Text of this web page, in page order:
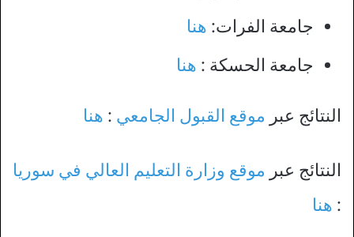
جامعة الفرات: هنا
جامعة الحسكة : هنا
النتائج عبر موقع القبول الجامعي : هنا
النتائج عبر موقع وزارة التعليم العالي في سوريا
: هنا